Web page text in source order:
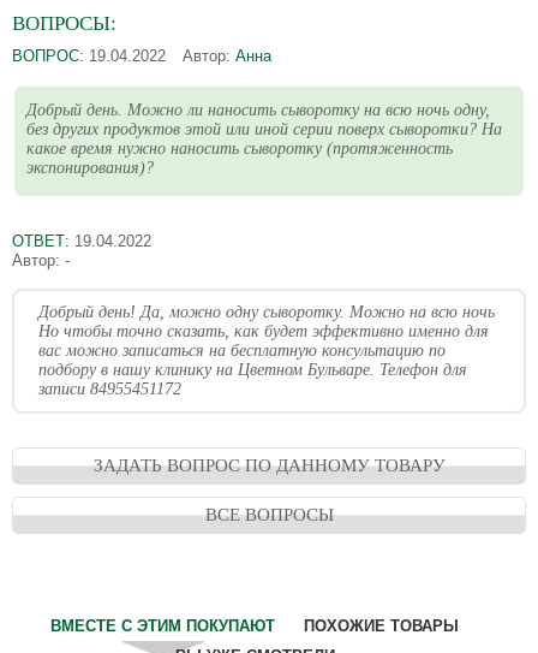
ВОПРОСЫ:
ВОПРОС: 19.04.2022 Автор: Анна
Добрый день. Можно ли наносить сыворотку на всю ночь одну,
без других продуктов этой или иной серии поверх сыворотки? На
какое время нужно наносить сыворотку (протяженность
экспонирования)?
ОТВЕТ: 19.04.2022
Автор: -
Добрый день! Да, можно одну сыворотку. Можно на всю ночь
Но чтобы точно сказать, как будет эффективно именно для
вас можно записаться на бесплатную консультацию по
подбору в нашу клинику на Цветном Бульваре. Телефон для
записи 84955451172
ЗАДАТЬ ВОПРОС ПО ДАННОМУ ТОВАРУ
ВСЕ ВОПРОСЫ
ВМЕСТЕ С ЭТИМ ПОКУПАЮТ
ПОХОЖИЕ ТОВАРЫ